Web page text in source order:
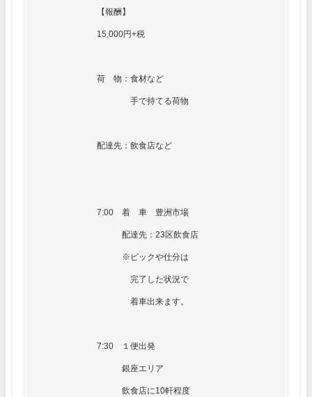
【報酬】
15,000円+税
荷 物：食材など
手で持てる荷物
配達先：飲食店など
7:00 着 車 豊洲市場
配達先：23区飲食店
※ピックや仕分は
完了した状況で
着車出来ます。
7:30 １便出発
銀座エリア
飲食店に10軒程度